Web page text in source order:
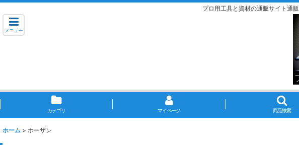
プロ用工具と資材の通販サイト通
メニュー
カテゴリ マイページ 商品検索
ホーム > ホーザン